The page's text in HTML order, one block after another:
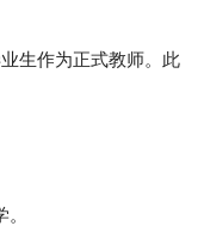
生作为正式教师。此